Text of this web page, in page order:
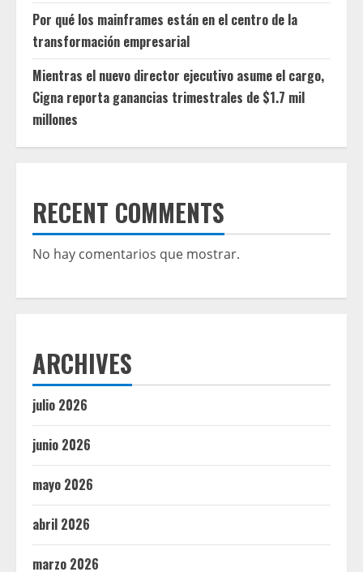
Por qué los mainframes están en el centro de la
transformación empresarial
Mientras el nuevo director ejecutivo asume el cargo,
Cigna reporta ganancias trimestrales de $1.7 mil
millones
RECENT COMMENTS
No hay comentarios que mostrar.
ARCHIVES
julio 2026
junio 2026
mayo 2026
abril 2026
marzo 2026